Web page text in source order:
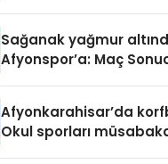
Sağanak yağmur
Afyonspor’a: Maç
Afyonkarahisar’da
Okul sporları